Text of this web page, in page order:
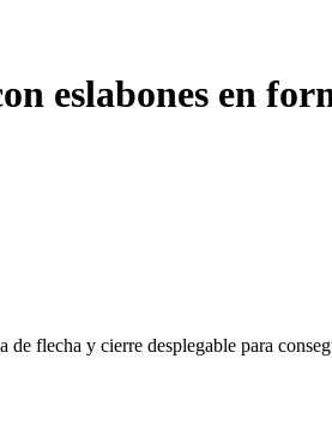
eslabones en
flecha y cierre desplegable para